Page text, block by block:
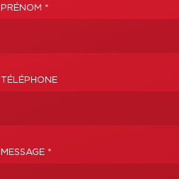
PRÉNOM *
TÉLÉPHONE
MESSAGE *